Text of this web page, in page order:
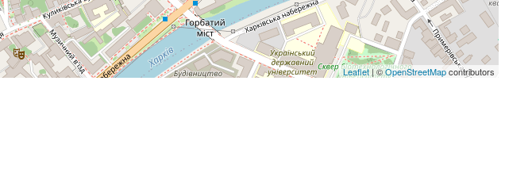
Leaflet| ©OpenStreetMapcontributors